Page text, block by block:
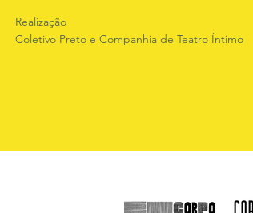
Realização
Coletivo Preto e Companhia de Teatro Íntimo